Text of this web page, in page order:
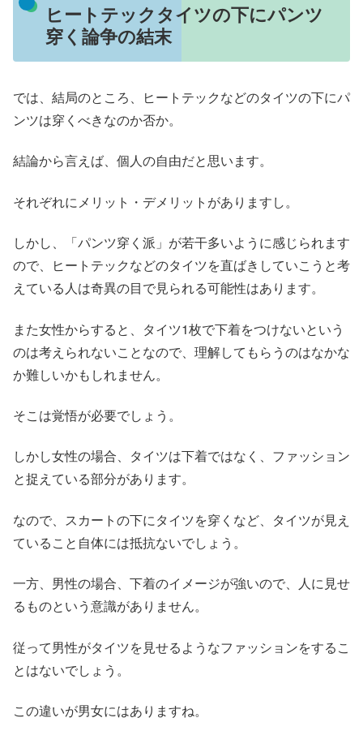
ヒートテックタイツの下にパンツ
穿く論争の結末
では、結局のところ、ヒートテックなどのタイツの下にパ
ンツは穿くべきなのか否か。
結論から言えば、個人の自由だと思います。
それぞれにメリット・デメリットがありますし。
しかし、「パンツ穿く派」が若干多いように感じられます
ので、ヒートテックなどのタイツを直ばきしていこうと考
えている人は奇異の目で見られる可能性はあります。
また女性からすると、タイツ1枚で下着をつけないという
のは考えられないことなので、理解してもらうのはなかな
か難しいかもしれません。
そこは覚悟が必要でしょう。
しかし女性の場合、タイツは下着ではなく、ファッション
と捉えている部分があります。
なので、スカートの下にタイツを穿くなど、タイツが見え
ていること自体には抵抗ないでしょう。
一方、男性の場合、下着のイメージが強いので、人に見せ
るものという意識がありません。
従って男性がタイツを見せるようなファッションをするこ
とはないでしょう。
この違いが男女にはありますね。